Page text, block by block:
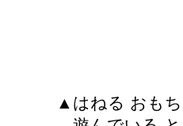
▲はねる おも